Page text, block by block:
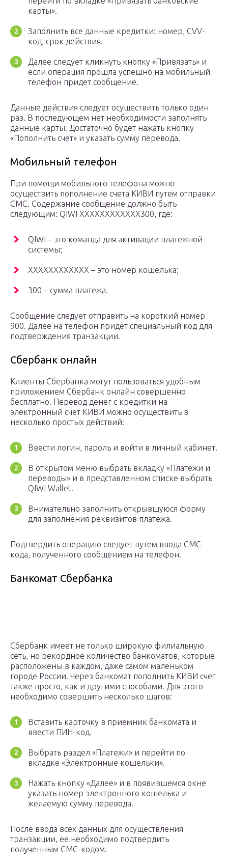
карты».
Заполнить все данные кредитки: номер, CVV-
код, срок действия.
Далее следует кликнуть кнопку «Привязать» и
если операция прошла успешно на мобильный
телефон придет сообщение.
Данные действия следует осуществить только один
раз. В последующем нет необходимости заполнять
данные карты. Достаточно будет нажать кнопку
«Пополнить счет» и указать сумму перевода.
Мобильный телефон
При помощи мобильного телефона можно
осуществить пополнение счета КИВИ путем отправки
СМС. Содержание сообщение должно быть
следующим: QIWI ХХХХХХХХХХХХ300, где:
QIWI – это команда для активации платежной
системы;
ХХХХХХХХХХХХ – это номер кошелька;
300 – сумма платежа.
Сообщение следует отправить на короткий номер
900. Далее на телефон придет специальный код для
подтверждения транзакции.
Сбербанк онлайн
Клиенты Сбербанка могут пользоваться удобным
приложением Сбербанк онлайн совершенно
бесплатно. Перевод денег с кредитки на
электронный счет КИВИ можно осуществить в
несколько простых действий:
Ввести логин, пароль и войти в личный кабинет.
В открытом меню выбрать вкладку «Платежи и
переводы» и в представленном списке выбрать
QIWI Wallet.
Внимательно заполнить открывшуюся форму
для заполнения реквизитов платежа.
Подтвердить операцию следует путем ввода СМС-
кода, полученного сообщением на телефон.
Банкомат Сбербанка
Сбербанк имеет не только широкую филиальную
сеть, но рекордное количество банкоматов, которые
расположены в каждом, даже самом маленьком
городе России. Через банкомат пополнить КИВИ счет
также просто, как и другими способами. Для этого
необходимо совершить несколько шагов:
Вставить карточку в приемник банкомата и
ввести ПИН-код.
Выбрать раздел «Платежи» и перейти по
вкладке «Электронные кошельки».
Нажать кнопку «Далее» и в появившемся окне
указать номер электронного кошелька и
желаемую сумму перевода.
После ввода всех данных для осуществления
транзакции, ее необходимо подтвердить
полученным СМС-кодом.